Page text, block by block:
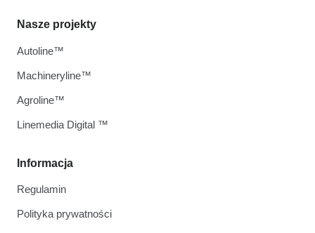
Informacja
Regulamin
Polityka prywatności
Nasze projekty
Autoline™
Machineryline™
Agroline™
Linemedia Digital ™